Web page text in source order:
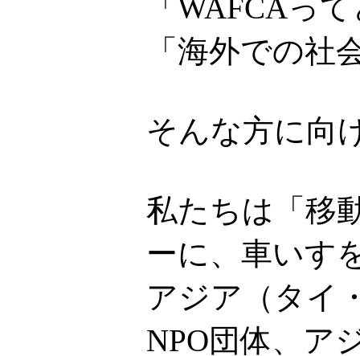
「WAFCAっ
「海外での社
そんな方に向
私たちは「移
ーに、車いす
アジア（タイ
NPO団体、ア